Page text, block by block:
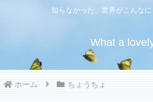
知らなかった、世界がこんな
What a
ホーム ちょうちょ